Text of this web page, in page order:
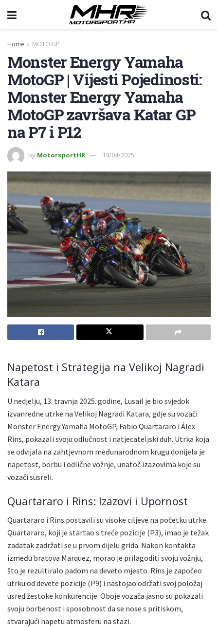
Home MOTO GP
Monster Energy Yamaha
MotoGP | Vijesti Pojedinosti:
Monster Energy Yamaha
MotoGP završava Katar GP
na P7 i P12
by MotorsportHR 14/04/2025
Napetost i Strategija na Velikoj Nagradi
Katara
U nedjelju, 13. travnja 2025. godine, Lusail je bio svjedok
izvanredne utrke na Velikoj Nagradi Katara, gdje su vozači
Monster Energy Yamaha MotoGP, Fabio Quartararo i Álex
Rins, pokazali svoju odlučnost i natjecateljski duh. Utrka koja
se odvijala na zahtjevnom međunarodnom krugu donijela je
napetost, borbu i odlične vožnje, unatoč izazovima koje su
vozači susreli.
Quartararo i Rins: Izazovi i Upornost
Quartararo i Rins postavili su visoke ciljeve na početku utrke.
Quartararo, koji je startao s treće pozicije (P3), imao je težak
zadatak zadržati se u prvom dijelu grida. Nakon kontakta
između bratova Marquez, morao je prilagoditi svoju vožnju,
što je rezultiralo padom na deveto mjesto. Rins je započeo
utrku od devete pozicije (P9) i nastojao održati svoj položaj
usred žestoke konkurencije. Oboje vozača jasno su pokazali
svoju borbenost i sposobnost da se nose s pritiskom,
stvarajući napetu atmosferu na stazi.